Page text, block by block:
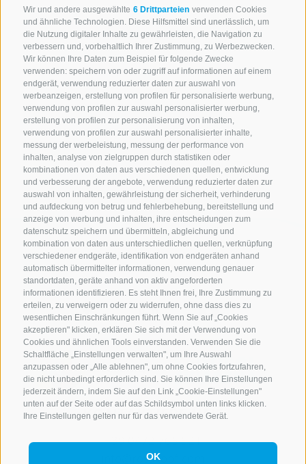
Wir und andere ausgewählte 6 Drittparteien verwenden Cookies
und ähnliche Technologien. Diese Hilfsmittel sind unerlässlich, um
die Nutzung digitaler Inhalte zu gewährleisten, die Navigation zu
verbessern und, vorbehaltlich Ihrer Zustimmung, zu Werbezwecken.
Wir können Ihre Daten zum Beispiel für folgende Zwecke
verwenden: speichern von oder zugriff auf informationen auf einem
endgerät, verwendung reduzierter daten zur auswahl von
werbeanzeigen, erstellung von profilen für personalisierte werbung,
verwendung von profilen zur auswahl personalisierter werbung,
erstellung von profilen zur personalisierung von inhalten,
verwendung von profilen zur auswahl personalisierter inhalte,
messung der werbeleistung, messung der performance von
inhalten, analyse von zielgruppen durch statistiken oder
kombinationen von daten aus verschiedenen quellen, entwicklung
und verbesserung der angebote, verwendung reduzierter daten zur
auswahl von inhalten, gewährleistung der sicherheit, verhinderung
und aufdeckung von betrug und fehlerbehebung, bereitstellung und
anzeige von werbung und inhalten, ihre entscheidungen zum
datenschutz speichern und übermitteln, abgleichung und
kombination von daten aus unterschiedlichen quellen, verknüpfung
verschiedener endgeräte, identifikation von endgeräten anhand
automatisch übermittelter informationen, verwendung genauer
standortdaten, geräte anhand von aktiv angeforderten
informationen identifizieren. Es steht Ihnen frei, Ihre Zustimmung zu
erteilen, zu verweigern oder zu widerrufen, ohne dass dies zu
wesentlichen Einschränkungen führt. Wenn Sie auf „Cookies
akzeptieren" klicken, erklären Sie sich mit der Verwendung von
Cookies und ähnlichen Tools einverstanden. Verwenden Sie die
Schaltfläche „Einstellungen verwalten", um Ihre Auswahl
anzupassen oder „Alle ablehnen", um ohne Cookies fortzufahren,
die nicht unbedingt erforderlich sind. Sie können Ihre Einstellungen
jederzeit ändern, indem Sie auf den Link „Cookie-Einstellungen"
unten auf der Seite oder auf das Schildsymbol unten links klicken.
Ihre Einstellungen gelten nur für das verwendete Gerät.
OK
KONTAKTIERE UNS
+39 0472 765 521
info@rosskopf.com